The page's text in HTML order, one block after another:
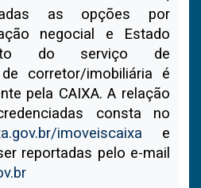
as opções por
negocial e Estado
do serviço de
corretor/imobiliária é
pela CAIXA. A relação
consta no
imoveiscaixa e
reportadas pelo e-mail